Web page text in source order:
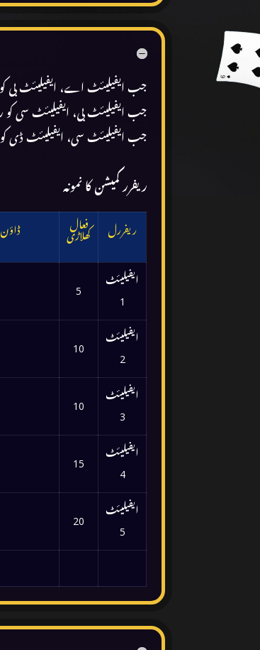
جب ایفیلیئٹ اے، ایفیلیئٹ بی
جب ایفیلیئٹ بی، ایفیلیئٹ سی
جب ایفیلیئٹ سی، ایفیلیئٹ ڈی
ریفرر کمیشن کا نمونہ
ڈاؤن
فعال
کھلاڑی
ریفررل
5
ایفیلیئٹ
1
10
ایفیلیئٹ
2
10
ایفیلیئٹ
3
15
ایفیلیئٹ
4
20
ایفیلیئٹ
5